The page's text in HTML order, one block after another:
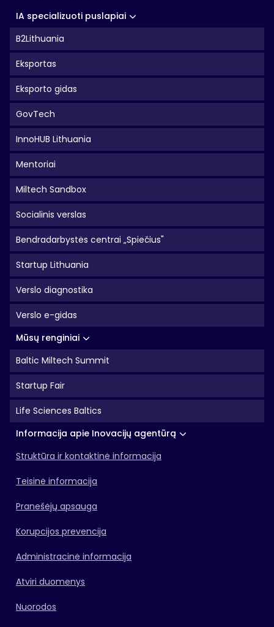
IA specializuoti puslapiai
B2Lithuania
Eksportas
Eksporto gidas
GovTech
InnoHUB Lithuania
Mentoriai
Miltech Sandbox
Socialinis verslas
Bendradarbystės centrai „Spiečius"
Startup Lithuania
Verslo diagnostika
Verslo e-gidas
Mūsų renginiai
Baltic Miltech Summit
Startup Fair
Life Sciences Baltics
Informacija apie Inovacijų agentūrą
Struktūra ir kontaktinė informacija
Teisinė informacija
Pranešėjų apsauga
Korupcijos prevencija
Administracinė informacija
Atviri duomenys
Nuorodos